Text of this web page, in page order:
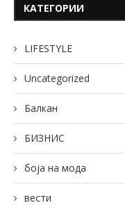
КАТЕГОРИИ
LIFESTYLE
Uncategorized
Балкан
БИЗНИС
боја на мода
вести